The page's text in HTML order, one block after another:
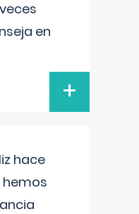
en
+
hace
hemos